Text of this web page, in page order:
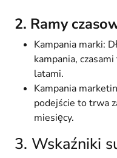
2. Ramy
Kampania marki:
kampania,
latami.
Kampania
podejście to trwa
miesięcy.
3. Wskaźniki